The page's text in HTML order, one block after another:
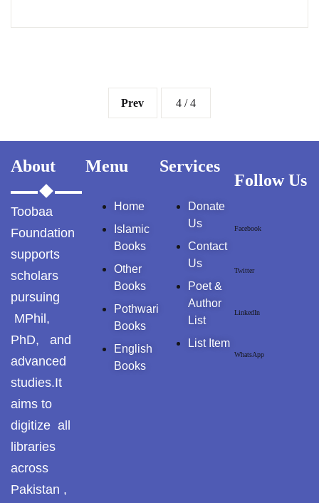
Prev 4 / 4
About
Toobaa
Foundation
supports
scholars
pursuing
MPhil,
PhD, and
advanced
studies.It
aims to
digitize all
libraries
across
Pakistan ,
Menu
Home
Islamic
Books
Other
Books
Pothwari
Books
English
Books
Services
Donate
Us
Contact
Us
Poet &
Author
List
List Item
Follow Us
Facebook
Twitter
LinkedIn
WhatsApp